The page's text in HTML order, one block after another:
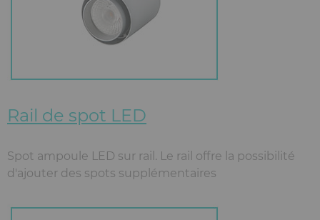
Rail de spot LED
Spot ampoule LED sur rail. Le rail offre la possibilité
d'ajouter des spots supplémentaires